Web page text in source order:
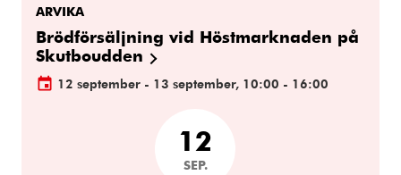
ARVIKA
Brödförsäljning vid Höstmarknaden på
Skutboudden
12 september - 13 september, 10:00 - 16:00
12
SEP.